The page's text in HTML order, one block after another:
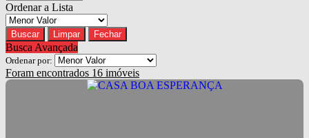
Ordenar a Lista
Buscar Limpar Fechar
Busca Avançada
Ordenar por:
Foram encontrados 16 imóveis